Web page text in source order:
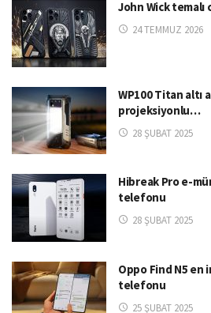
John Wick
24 TEMMUZ 2026
WP100 Titan altı
projeksiyonlu…
28 ŞUBAT 2025
Hibreak Pro e-
telefonu
28 ŞUBAT 2025
Oppo Find N5 en
telefonu
25 ŞUBAT 2025